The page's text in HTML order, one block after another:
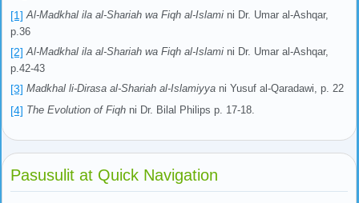
[1] Al-Madkhal ila al-Shariah wa Fiqh al-Islami ni Dr. Umar al-Ashqar,
p.36
[2] Al-Madkhal ila al-Shariah wa Fiqh al-Islami ni Dr. Umar al-Ashqar,
p.42-43
[3] Madkhal li-Dirasa al-Shariah al-Islamiyya ni Yusuf al-Qaradawi, p. 22
[4] The Evolution of Fiqh ni Dr. Bilal Philips p. 17-18.
Pasusulit at Quick Navigation